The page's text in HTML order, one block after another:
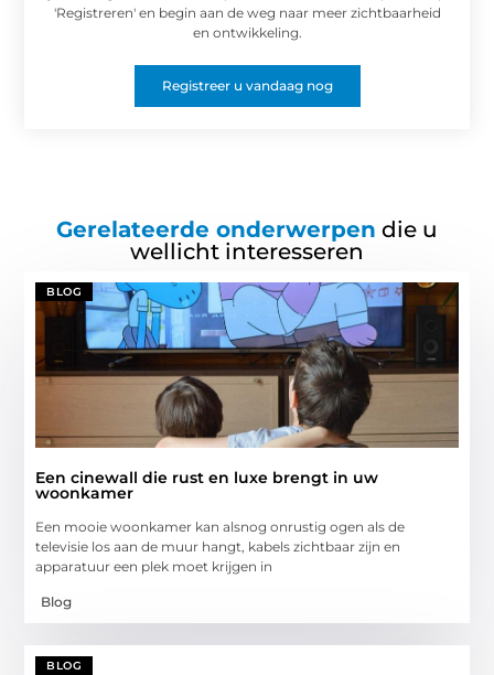
'Registreren' en begin aan de weg naar meer zichtbaarheid
en ontwikkeling.
Registreer u vandaag nog
Gerelateerde onderwerpen die u
wellicht interesseren
BLOG
Een cinewall die rust en luxe brengt in uw
woonkamer
Een mooie woonkamer kan alsnog onrustig ogen als de
televisie los aan de muur hangt, kabels zichtbaar zijn en
apparatuur een plek moet krijgen in
Blog
BLOG